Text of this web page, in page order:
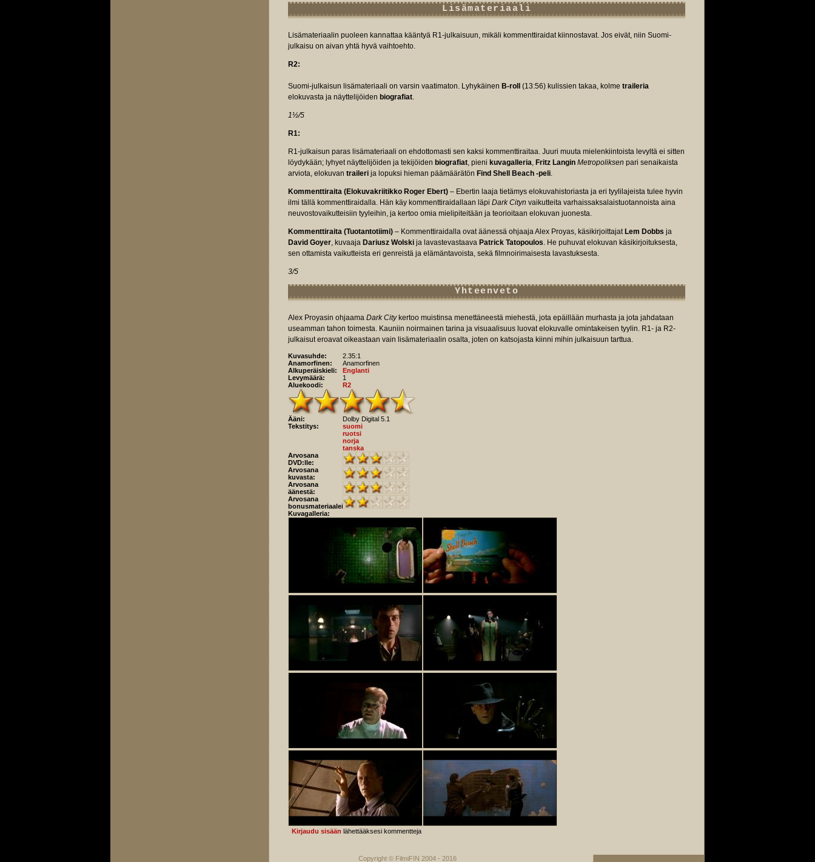
Lisämateriaali
Lisämateriaalin puoleen kannattaa kääntyä R1-julkaisuun, mikäli kommenttiraidat kiinnostavat. Jos eivät, niin Suomi-
julkaisu on aivan yhtä hyvä vaihtoehto.
R2:
Suomi-julkaisun lisämateriaali on varsin vaatimaton. Lyhykäinen B-roll (13:56) kulissien takaa, kolme traileria
elokuvasta ja näyttelijöiden biografiat.
1½/5
R1:
R1-julkaisun paras lisämateriaali on ehdottomasti sen kaksi kommenttiraitaa. Juuri muuta mielenkiintoista levyltä ei sitten
löydykään; lyhyet näyttelijöiden ja tekijöiden biografiat, pieni kuvagalleria, Fritz Langin Metropoliksen pari senaikaista
arviota, elokuvan traileri ja lopuksi hieman päämäärätön Find Shell Beach -peli.
Kommenttiraita (Elokuvakriitikko Roger Ebert) – Ebertin laaja tietämys elokuvahistoriasta ja eri tyylilajeista tulee hyvin
ilmi tällä kommenttiraidalla. Hän käy kommenttiraidallaan läpi Dark Cityn vaikutteita varhaissaksalaistuotannoista aina
neuvostovaikutteisiin tyyleihin, ja kertoo omia mielipiteitään ja teorioitaan elokuvan juonesta.
Kommenttiraita (Tuotantotiimi) – Kommenttiraidalla ovat äänessä ohjaaja Alex Proyas, käsikirjoittajat Lem Dobbs ja
David Goyer, kuvaaja Dariusz Wolski ja lavastevastaava Patrick Tatopoulos. He puhuvat elokuvan käsikirjoituksesta,
sen ottamista vaikutteista eri genreistä ja elämäntavoista, sekä filmnoirimaisesta lavastuksesta.
3/5
Yhteenveto
Alex Proyasin ohjaama Dark Citykertoo muistinsa menettäneestä miehestä, jota epäillään murhasta ja jota jahdataan
useamman tahon toimesta. Kauniin noirmainen tarina ja visuaalisuus luovat elokuvalle omintakeisen tyylin. R1- ja R2-
julkaisut eroavat oikeastaan vain lisämateriaalin osalta, joten on katsojasta kiinni mihin julkaisuun tarttua.
Kuvasuhde:
2.35:1
Anamorfinen:
Anamorfinen
Alkuperäiskieli:
Englanti
Levymäärä:
1
Aluekoodi:
R2
Ääni:
Dolby Digital 5.1
Tekstitys:
suomi
ruotsi
norja
tanska
Arvosana
DVD:lle:
Arvosana
kuvasta:
Arvosana
äänestä:
Arvosana
bonusmateriaaleista:
Kuvagalleria:
Kirjaudu sisään lähettääksesi kommentteja
Copyright © FilmiFIN 2004 - 2016